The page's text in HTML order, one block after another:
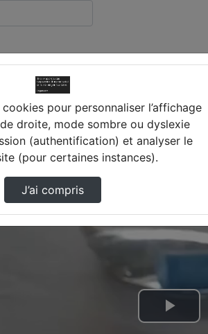
Transformation Craie Plus Vinaigre
(37) ST
Lire
pour personnaliser l’affichage
droite, mode sombre ou dyslexie
(authentification) et analyser le
(pour certaines instances).
J’ai compris